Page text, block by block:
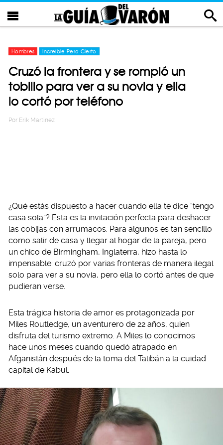
Hombres Increíble Pero Cierto
Cruzó la frontera y se rompió un
tobillo para ver a su novia y ella
lo cortó por teléfono
Por Erik Martinez
¿Qué estás dispuesto a hacer cuando ella te dice “tengo
casa sola”? Esta es la invitación perfecta para deshacer
las cobijas con arrumacos. Para algunos es tan sencillo
como salir de casa y llegar al hogar de la pareja, pero
un chico de Birmingham, Inglaterra, hizo hasta lo
impensable: cruzó por varias fronteras de manera ilegal
solo para ver a su novia, pero ella lo cortó antes de que
pudieran verse.
Esta trágica historia de amor es protagonizada por
Miles Routledge, un aventurero de 22 años, quien
disfruta del turismo extremo. A Miles lo conocimos
hace unos meses cuando quedó atrapado en
Afganistán después de la toma del Talibán a la cuidad
capital de Kabul.